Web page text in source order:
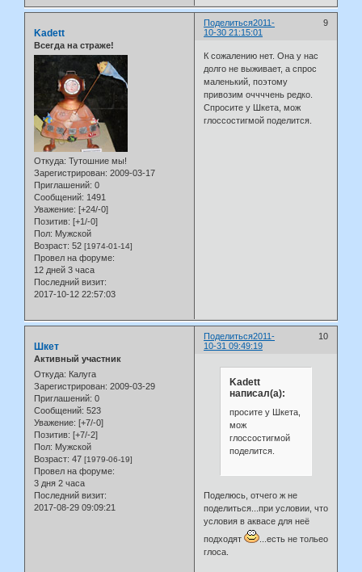
Поделиться 9
2011-
10-30 21:15:01
Kadett
Всегда на страже!
Откуда: Тутошние мы!
Зарегистрирован: 2009-03-17
Приглашений: 0
Сообщений: 1491
Уважение: [+24/-0]
Позитив: [+1/-0]
Пол: Мужской
Возраст: 52 [1974-01-14]
Провел на форуме:
12 дней 3 часа
Последний визит:
2017-10-12 22:57:03
К сожалению нет. Она у нас
долго не выживает, а спрос
маленький, поэтому
привозим оччччень редко.
Спросите у Шкета, мож
глоссостигмой поделится.
Поделиться 10
2011-
10-31 09:49:19
Шкет
Активный участник
Откуда: Калуга
Зарегистрирован: 2009-03-29
Приглашений: 0
Сообщений: 523
Уважение: [+7/-0]
Позитив: [+7/-2]
Пол: Мужской
Возраст: 47 [1979-06-19]
Провел на форуме:
3 дня 2 часа
Последний визит:
2017-08-29 09:09:21
Kadett
написал(а):
просите у Шкета,
мож
глоссостигмой
поделится.
Поделюсь, отчего ж не
поделиться...при условии, что
условия в аквасе для неё
подходят
...есть не тольео
глоса.